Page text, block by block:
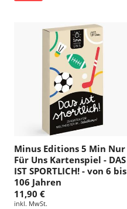
Minus Editions 5 Min Nur
Für Uns Kartenspiel - DAS
IST SPORTLICH! - von 6 bis
106 Jahren
11,90 €
inkl. MwSt.